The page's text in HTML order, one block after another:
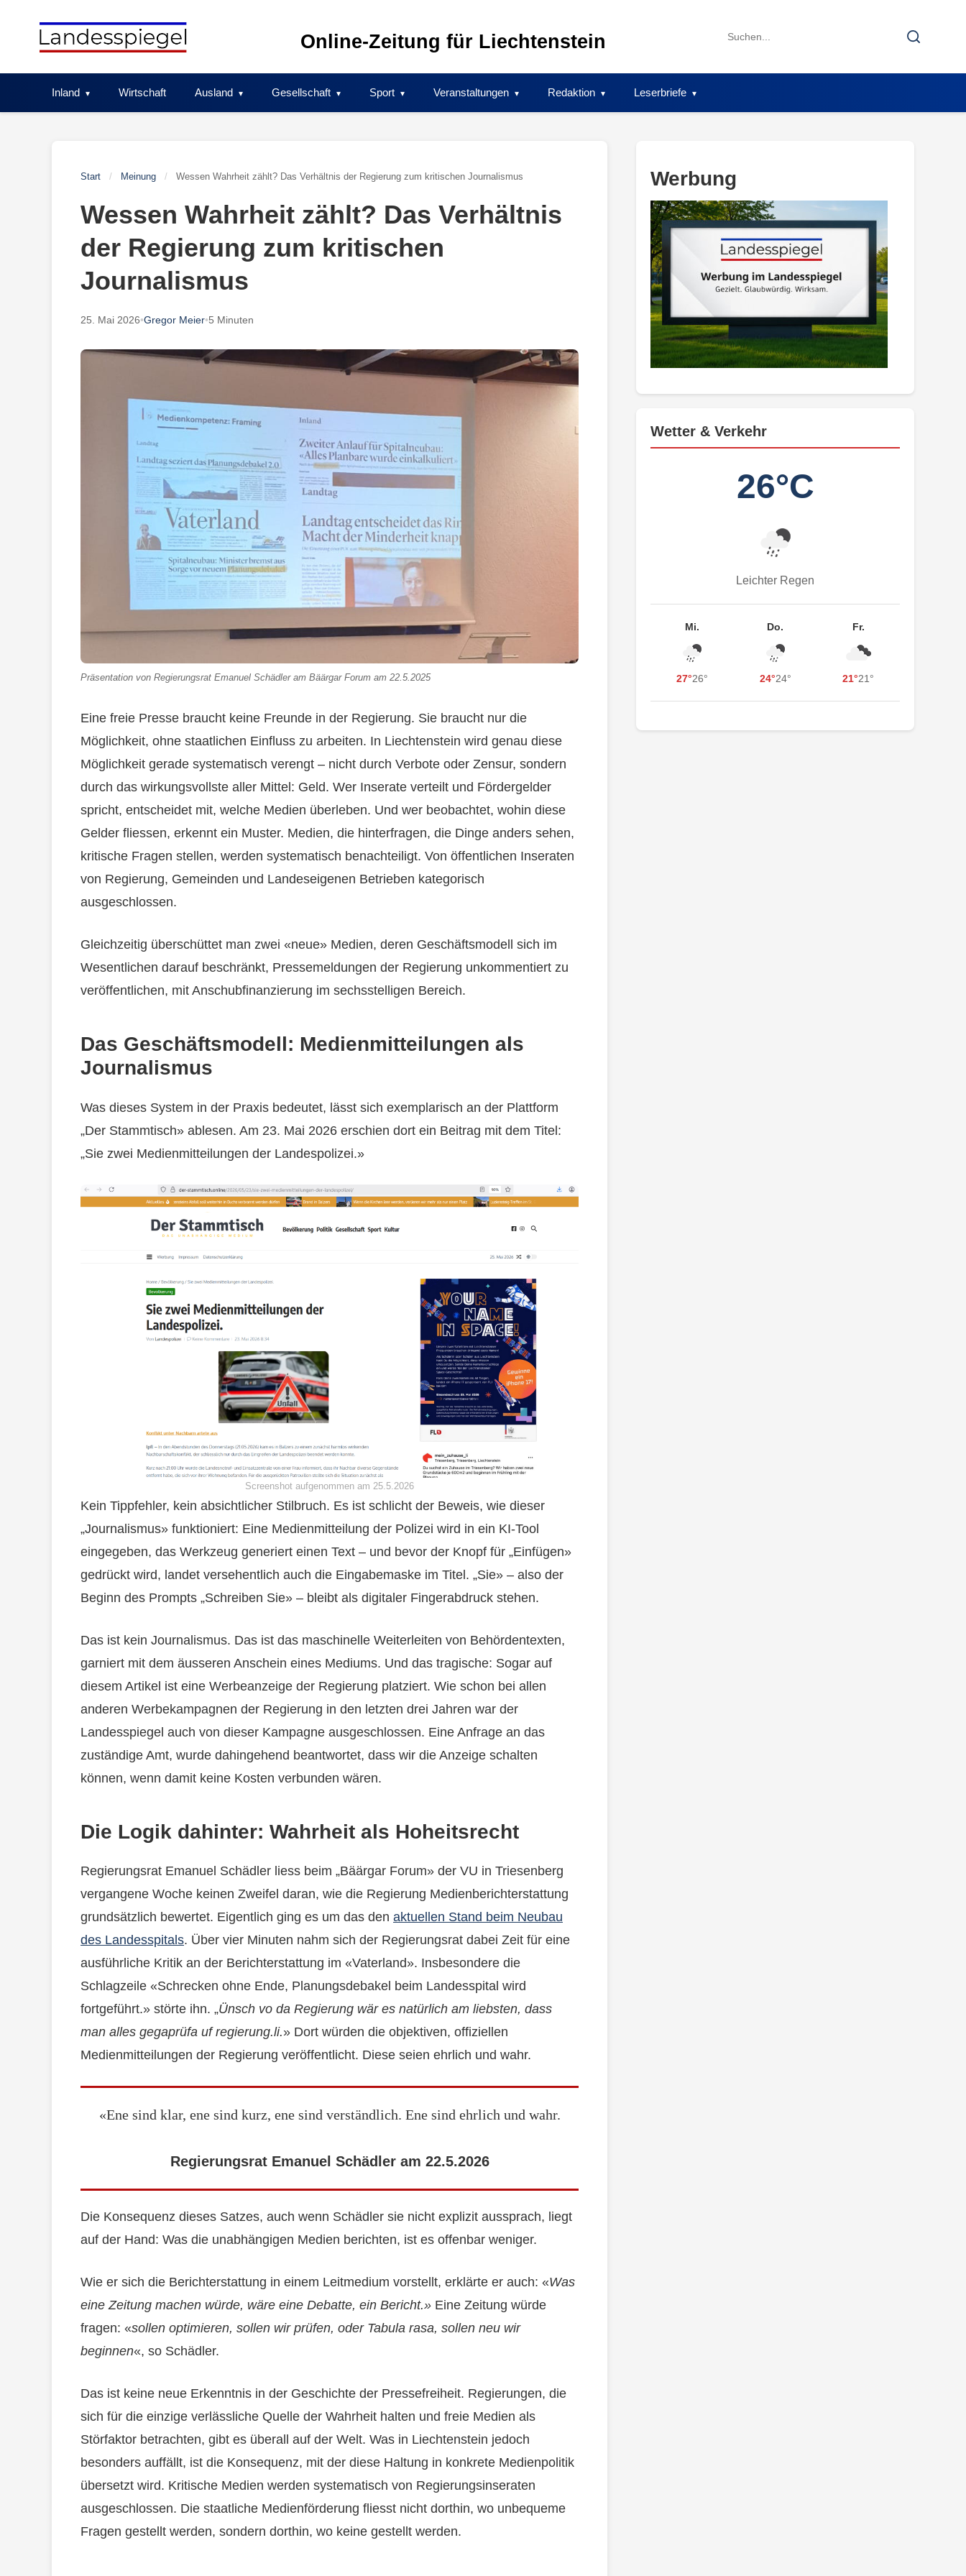
Online-Zeitung für Liechtenstein
Search
Search
Inland Wirtschaft Ausland Gesellschaft Sport Veranstaltungen Redaktion Leserbriefe
Start / Meinung / Wessen Wahrheit zählt? Das Verhältnis der Regierung zum kritischen Journalismus
Wessen Wahrheit zählt? Das Verhältnis
der Regierung zum kritischen
Journalismus
25. Mai 2026•Gregor Meier•5 Minuten
Präsentation von Regierungsrat Emanuel Schädler am Bäärgar Forum am 22.5.2025
Eine freie Presse braucht keine Freunde in der Regierung. Sie braucht nur die
Möglichkeit, ohne staatlichen Einfluss zu arbeiten. In Liechtenstein wird genau diese
Möglichkeit gerade systematisch verengt – nicht durch Verbote oder Zensur, sondern
durch das wirkungsvollste aller Mittel: Geld. Wer Inserate verteilt und Fördergelder
spricht, entscheidet mit, welche Medien überleben. Und wer beobachtet, wohin diese
Gelder fliessen, erkennt ein Muster. Medien, die hinterfragen, die Dinge anders sehen,
kritische Fragen stellen, werden systematisch benachteiligt. Von öffentlichen Inseraten
von Regierung, Gemeinden und Landeseigenen Betrieben kategorisch
ausgeschlossen.
Gleichzeitig überschüttet man zwei «neue» Medien, deren Geschäftsmodell sich im
Wesentlichen darauf beschränkt, Pressemeldungen der Regierung unkommentiert zu
veröffentlichen, mit Anschubfinanzierung im sechsstelligen Bereich.
Das Geschäftsmodell: Medienmitteilungen als
Journalismus
Was dieses System in der Praxis bedeutet, lässt sich exemplarisch an der Plattform
„Der Stammtisch» ablesen. Am 23. Mai 2026 erschien dort ein Beitrag mit dem Titel:
„Sie zwei Medienmitteilungen der Landespolizei.»
Screenshot aufgenommen am 25.5.2026
Kein Tippfehler, kein absichtlicher Stilbruch. Es ist schlicht der Beweis, wie dieser
„Journalismus» funktioniert: Eine Medienmitteilung der Polizei wird in ein KI-Tool
eingegeben, das Werkzeug generiert einen Text – und bevor der Knopf für „Einfügen»
gedrückt wird, landet versehentlich auch die Eingabemaske im Titel. „Sie» – also der
Beginn des Prompts „Schreiben Sie» – bleibt als digitaler Fingerabdruck stehen.
Das ist kein Journalismus. Das ist das maschinelle Weiterleiten von Behördentexten,
garniert mit dem äusseren Anschein eines Mediums. Und das tragische: Sogar auf
diesem Artikel ist eine Werbeanzeige der Regierung platziert. Wie schon bei allen
anderen Werbekampagnen der Regierung in den letzten drei Jahren war der
Landesspiegel auch von dieser Kampagne ausgeschlossen. Eine Anfrage an das
zuständige Amt, wurde dahingehend beantwortet, dass wir die Anzeige schalten
können, wenn damit keine Kosten verbunden wären.
Die Logik dahinter: Wahrheit als Hoheitsrecht
Regierungsrat Emanuel Schädler liess beim „Bäärgar Forum» der VU in Triesenberg
vergangene Woche keinen Zweifel daran, wie die Regierung Medienberichterstattung
grundsätzlich bewertet. Eigentlich ging es um das den aktuellen Stand beim Neubau
des Landesspitals. Über vier Minuten nahm sich der Regierungsrat dabei Zeit für eine
ausführliche Kritik an der Berichterstattung im «Vaterland». Insbesondere die
Schlagzeile «Schrecken ohne Ende, Planungsdebakel beim Landesspital wird
fortgeführt.» störte ihn. „Ünsch vo da Regierung wär es natürlich am liebsten, dass
man alles gegaprüfa uf regierung.li.» Dort würden die objektiven, offiziellen
Medienmitteilungen der Regierung veröffentlicht. Diese seien ehrlich und wahr.
«Ene sind klar, ene sind kurz, ene sind verständlich. Ene sind ehrlich und wahr.
Regierungsrat Emanuel Schädler am 22.5.2026
Die Konsequenz dieses Satzes, auch wenn Schädler sie nicht explizit aussprach, liegt
auf der Hand: Was die unabhängigen Medien berichten, ist es offenbar weniger.
Wie er sich die Berichterstattung in einem Leitmedium vorstellt, erklärte er auch: «Was
eine Zeitung machen würde, wäre eine Debatte, ein Bericht.» Eine Zeitung würde
fragen: «sollen optimieren, sollen wir prüfen, oder Tabula rasa, sollen neu wir
beginnen«, so Schädler.
Das ist keine neue Erkenntnis in der Geschichte der Pressefreiheit. Regierungen, die
sich für die einzige verlässliche Quelle der Wahrheit halten und freie Medien als
Störfaktor betrachten, gibt es überall auf der Welt. Was in Liechtenstein jedoch
besonders auffällt, ist die Konsequenz, mit der diese Haltung in konkrete Medienpolitik
übersetzt wird. Kritische Medien werden systematisch von Regierungsinseraten
ausgeschlossen. Die staatliche Medienförderung fliesst nicht dorthin, wo unbequeme
Fragen gestellt werden, sondern dorthin, wo keine gestellt werden.
Werbung
Wetter & Verkehr
26°C
Leichter Regen
Mi.
27°26°
Do.
24°24°
Fr.
21°21°